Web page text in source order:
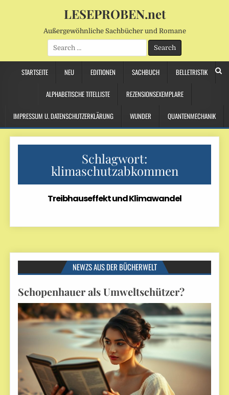
LESEPROBEN.net
Außergewöhnliche Sachbücher und Romane
Search
for:
STARTSEITE NEU EDITIONEN SACHBUCH BELLETRISTIK
ALPHABETISCHE TITELLISTE REZENSIONSEXEMPLARE
IMPRESSUM U. DATENSCHUTZERKLÄRUNG WUNDER QUANTENMECHANIK
Schlagwort:
klimaschutzabkommen
Treibhauseffekt und Klimawandel
NEWZS AUS DER BÜCHERWELT
Schopenhauer als Umweltschützer?